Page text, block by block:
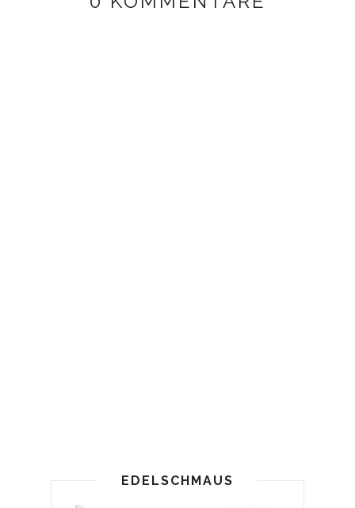
EDELSCHMAUS